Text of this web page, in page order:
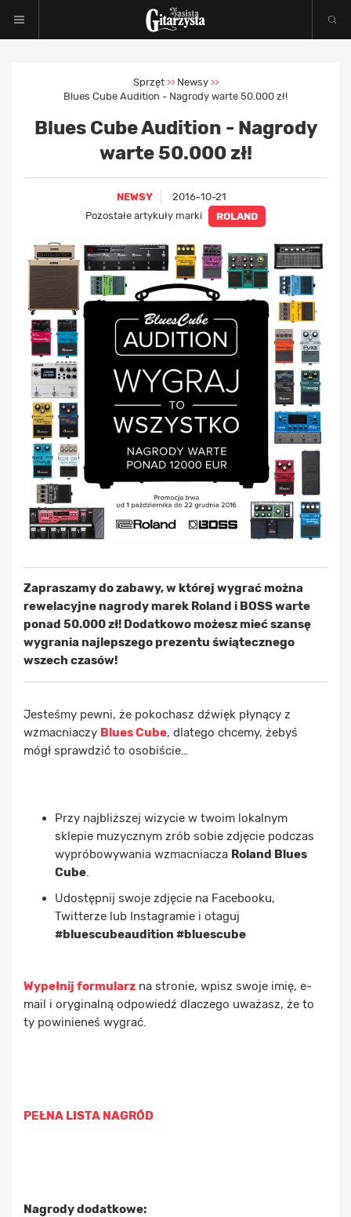
Sprzęt >> Newsy >>
Blues Cube Audition - Nagrody warte 50.000 zł!
Blues Cube Audition - Nagrody
warte 50.000 zł!
NEWSY
2016-10-21
Pozostałe artykuły marki
ROLAND
Zapraszamy do zabawy, w której wygrać można
rewelacyjne nagrody marek Roland i BOSS warte
ponad 50.000 zł! Dodatkowo możesz mieć szansę
wygrania najlepszego prezentu świątecznego
wszech czasów!
Jesteśmy pewni, że pokochasz dźwięk płynący z
wzmacniaczy Blues Cube, dlatego chcemy, żebyś
mógł sprawdzić to osobiście…
Przy najbliższej wizycie w twoim lokalnym
sklepie muzycznym zrób sobie zdjęcie podczas
wypróbowywania wzmacniacza Roland Blues
Cube.
Udostępnij swoje zdjęcie na Facebooku,
Twitterze lub Instagramie i otaguj
#bluescubeaudition #bluescube
Wypełnij formularz na stronie, wpisz swoje imię, e-
mail i oryginalną odpowiedź dlaczego uważasz, że to
ty powinieneś wygrać.
PEŁNA LISTA NAGRÓD
Nagrody dodatkowe: